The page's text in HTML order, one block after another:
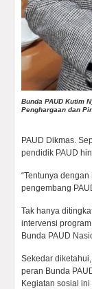
Bunda PAUD Kutim
Penghargaan dan
PAUD Dikmas.
pendidik PAUD
“Tentunya
pengembang
Tak hanya
intervensi
Bunda PAUD
Sekedar
peran Bunda
Kegiatan sosial